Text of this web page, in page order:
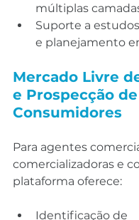
múltiplas
Suporte a
e planejamento
Mercado Livre
e Prospecção de
Consumidores
Para agentes
comercializadoras e
plataforma oferece:
Identificação de